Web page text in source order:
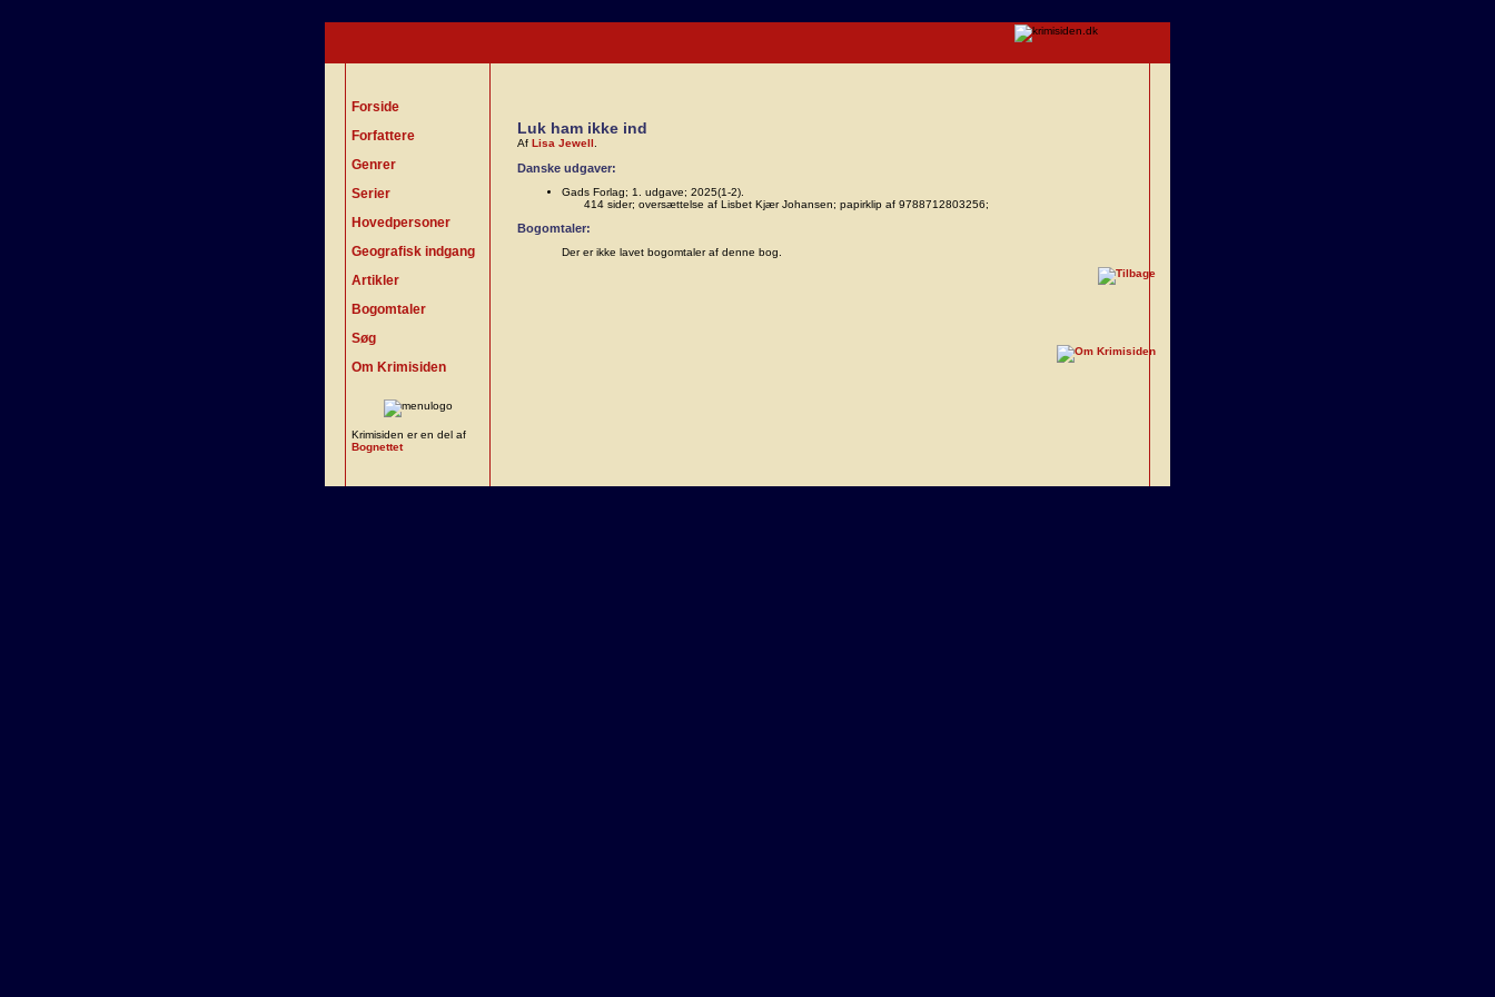
Forside
Forfattere
Genrer
Serier
Hovedpersoner
Geografisk indgang
Artikler
Bogomtaler
Søg
Om Krimisiden
Krimisiden er en del af
Bognettet
Luk ham ikke ind
Af Lisa Jewell
Danske udgaver:
Gads Forlag; 1. udgave; 2025(1-2).
414 sider; oversættelse af Lisbet Kjær Johansen; papirklip af 9788712803256;
Bogomtaler:
Der er ikke lavet bogomtaler af denne bog.